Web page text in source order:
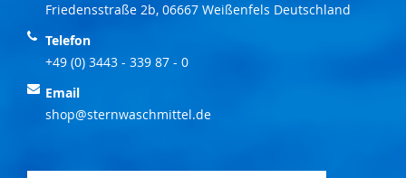
Friedensstraße 2b, 06667 Weißenfels Deutschland
Telefon
+49 (0) 3443 - 339 87 - 0
Email
shop@sternwaschmittel.de